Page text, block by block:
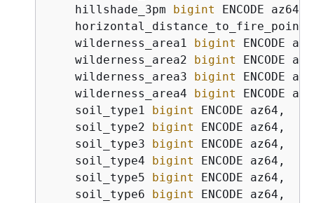
    hillshade_3pm
bigint
ENCODE az64,
    wilderness_area1
bigint
ENCODE
    wilderness_area2
bigint
ENCODE
    wilderness_area3
bigint
ENCODE
    wilderness_area4
bigint
ENCODE
    soil_type1
bigint
ENCODE az64,
    soil_type2
bigint
ENCODE az64,
    soil_type3
bigint
ENCODE az64,
    soil_type4
bigint
ENCODE az64,
    soil_type5
bigint
ENCODE az64,
    soil_type6
bigint
ENCODE az64,